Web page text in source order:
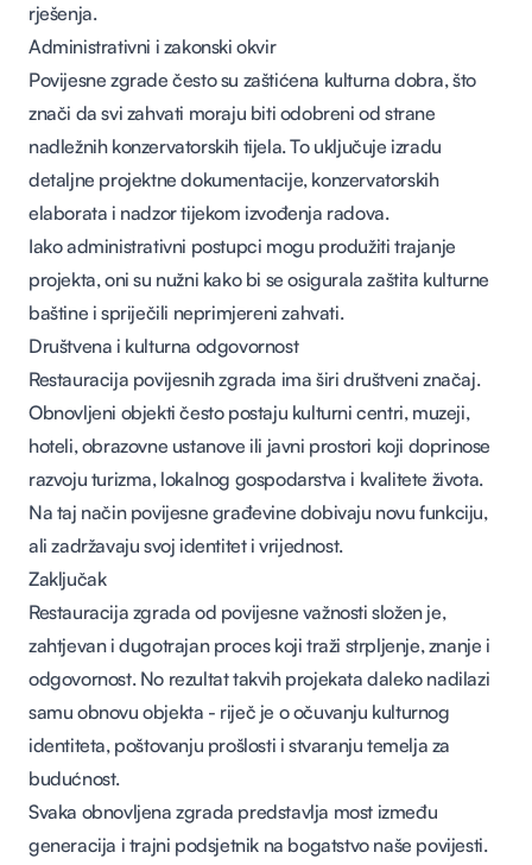
rješenja.
Administrativni i zakonski okvir
Povijesne zgrade često su zaštićena kulturna dobra, što
znači da svi zahvati moraju biti odobreni od strane
nadležnih konzervatorskih tijela. To uključuje izradu
detaljne projektne dokumentacije, konzervatorskih
elaborata i nadzor tijekom izvođenja radova.
Iako administrativni postupci mogu produžiti trajanje
projekta, oni su nužni kako bi se osigurala zaštita kulturne
baštine i spriječili neprimjereni zahvati.
Društvena i kulturna odgovornost
Restauracija povijesnih zgrada ima širi društveni značaj.
Obnovljeni objekti često postaju kulturni centri, muzeji,
hoteli, obrazovne ustanove ili javni prostori koji doprinose
razvoju turizma, lokalnog gospodarstva i kvalitete života.
Na taj način povijesne građevine dobivaju novu funkciju,
ali zadržavaju svoj identitet i vrijednost.
Zaključak
Restauracija zgrada od povijesne važnosti složen je,
zahtjevan i dugotrajan proces koji traži strpljenje, znanje i
odgovornost. No rezultat takvih projekata daleko nadilazi
samu obnovu objekta - riječ je o očuvanju kulturnog
identiteta, poštovanju prošlosti i stvaranju temelja za
budućnost.
Svaka obnovljena zgrada predstavlja most između
generacija i trajni podsjetnik na bogatstvo naše povijesti.